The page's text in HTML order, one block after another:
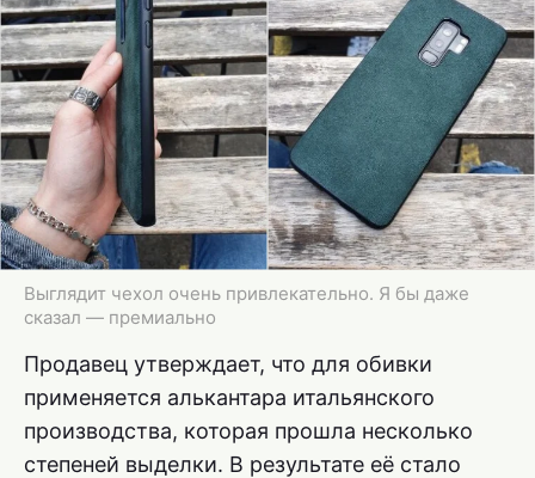
Выглядит чехол очень привлекательно. Я бы даже
сказал — премиально
Продавец утверждает, что для обивки
применяется алькантара итальянского
производства, которая прошла несколько
степеней выделки. В результате её стало